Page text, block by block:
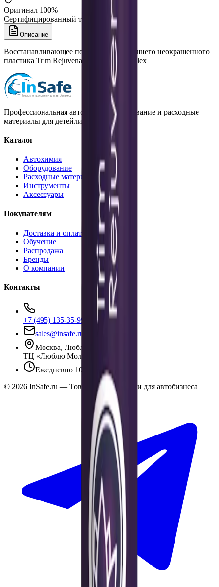
Оригинал 100%
Сертифицированный товар
Описание
Восстанавливающее покрытие для внешнего неокрашенного
пластика Trim Rejuvenator, 100 мл, Nanolex
Профессиональная автохимия, оборудование и расходные
материалы для детейлинга.
Каталог
Автохимия
Оборудование
Расходные материалы
Инструменты
Аксессуары
Покупателям
Доставка и оплата
Обучение
Распродажа
Бренды
О компании
Контакты
+7 (495) 135-35-99
sales@insafe.ru
Москва, Люблинская ул., 153.
ТЦ «Люблю Молл», -1 уровень
Ежедневно 10:00 — 19:00
© 2026 InSafe.ru — Товары и технологии для автобизнеса